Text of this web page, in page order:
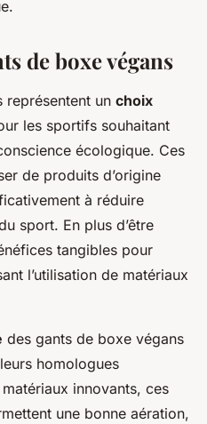
de boxe végans
représentent un choix
les sportifs souhaitant
écologique. Ces
de produits d’origine
à réduire
sport. En plus d’être
tangibles pour
l’utilisation de matériaux
des gants de boxe végans
homologues
innovants, ces
une bonne aération,